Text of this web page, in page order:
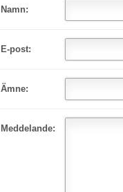
Namn:
E-post:
Ämne:
Meddelande: